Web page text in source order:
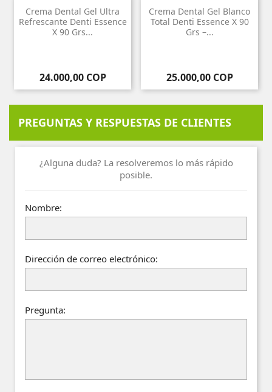
Crema Dental Gel Ultra
Refrescante Denti Essence
X 90 Grs...
Precio
24.000,00 COP
Crema Dental Gel Blanco
Total Denti Essence X 90
Grs –...
Precio
25.000,00 COP
PREGUNTAS Y RESPUESTAS DE CLIENTES
¿Alguna duda? La resolveremos lo más rápido
posible.
Nombre:
Dirección de correo electrónico:
Pregunta: